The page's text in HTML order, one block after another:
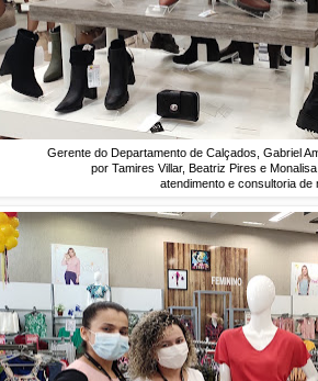
Gerente do Departamento de Calçados, Gabriel
por Tamires Villar, Beatriz Pires e
atendimento e consultoria de